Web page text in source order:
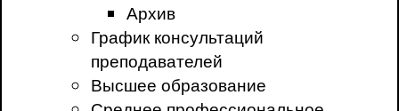
Архив
График консультаций
преподавателей
Высшее образование